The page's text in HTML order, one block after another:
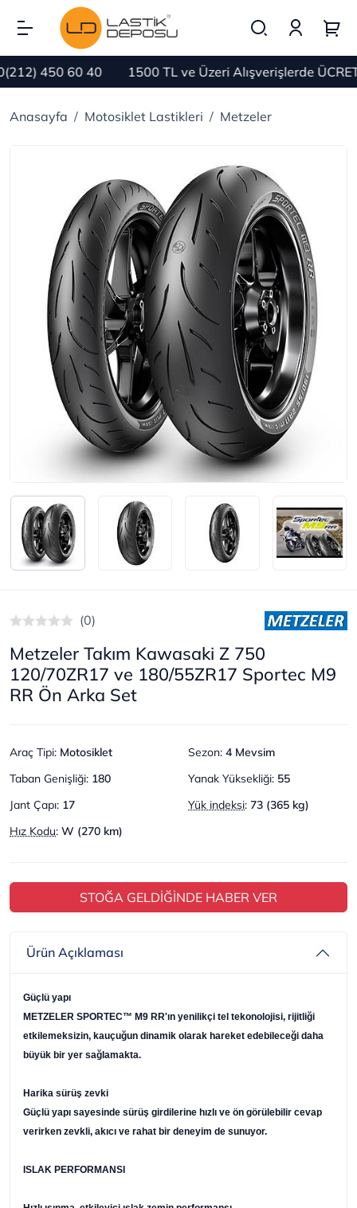
450 60 40 1500 TL ve Üzeri Alışverişlerde
Anasayfa Motosiklet Lastikleri Metzeler
(0)
Metzeler Takım Kawasaki Z 750
120/70ZR17 ve 180/55ZR17 Sportec M9
RR Ön Arka Set
Araç Tipi: Motosiklet Sezon: 4 Mevsim
Taban Genişliği: 180 Yanak Yüksekliği: 55
Jant Çapı: 17 Yük indeksi: 73 (365 kg)
Hız Kodu: W (270 km)
STOĞA GELDİĞİNDE HABER VER
Ürün Açıklaması
Güçlü yapı
METZELER SPORTEC™ M9 RR'ın yenilikçi tel tekonolojisi, rijitliği
etkilemeksizin, kauçuğun dinamik olarak hareket edebileceği daha
büyük bir yer sağlamakta.
Harika sürüş zevki
Güçlü yapı sayesinde sürüş girdilerine hızlı ve ön görülebilir cevap
verirken zevkli, akıcı ve rahat bir deneyim de sunuyor.
ISLAK PERFORMANSI